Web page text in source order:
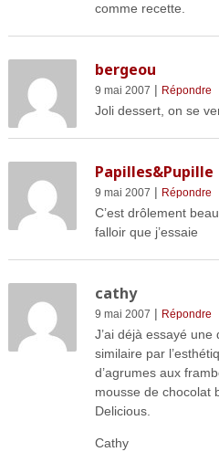
comme recette.
bergeou
9 mai 2007 | Répondre
Joli dessert, on se
Papilles&Pupille
9 mai 2007 | Répondre
C’est drôlement
falloir que j’essaie
cathy
9 mai 2007 | Répondre
J’ai déjà essayé
similaire par
d’agrumes aux
mousse de chocolat
Delicious.
Cathy